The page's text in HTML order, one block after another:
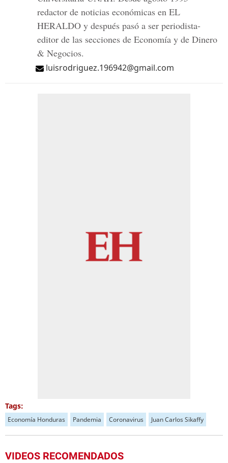
redactor de noticias económicas en EL
HERALDO y después pasó a ser periodista-
editor de las secciones de Economía y de Dinero
& Negocios.
luisrodriguez.196942@gmail.com
Tags:
Economía Honduras Pandemia Coronavirus Juan Carlos Sikaffy
VIDEOS RECOMENDADOS